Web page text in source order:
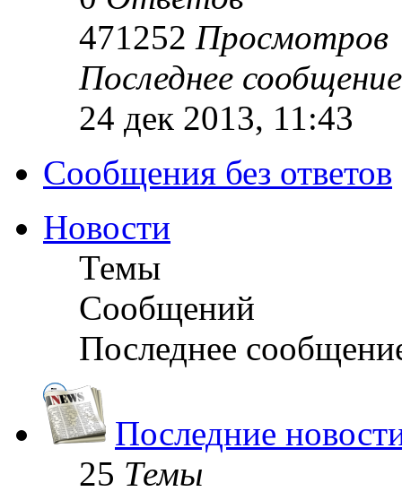
471252 Просмотров
Последнее
24 дек 2013, 11:43
Сообщения без ответов
Новости
Темы
Сообщений
Последнее
Последние
25 Темы